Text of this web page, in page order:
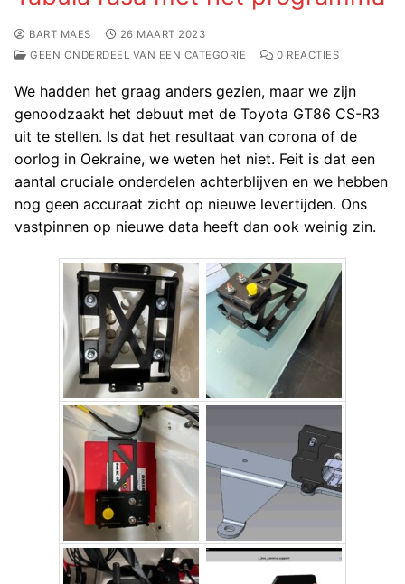
BART MAES
26 MAART 2023
GEEN ONDERDEEL VAN EEN CATEGORIE
0 REACTIES
We hadden het graag anders gezien, maar we zijn
genoodzaakt het debuut met de Toyota GT86 CS-R3
uit te stellen. Is dat het resultaat van corona of de
oorlog in Oekraine, we weten het niet. Feit is dat een
aantal cruciale onderdelen achterblijven en we hebben
nog geen accuraat zicht op nieuwe levertijden. Ons
vastpinnen op nieuwe data heeft dan ook weinig zin.